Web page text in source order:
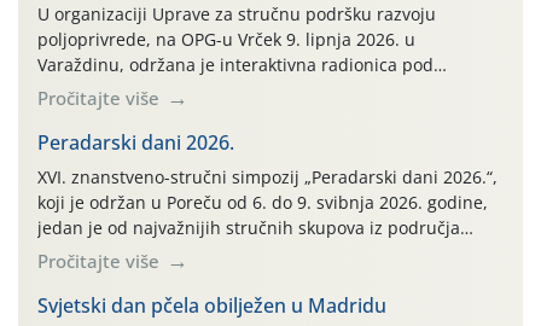
U organizaciji Uprave za stručnu podršku razvoju
poljoprivrede, na OPG-u Vrček 9. lipnja 2026. u
Varaždinu, održana je interaktivna radionica pod
nazivom “Klimatski pametne prakse u ratarstvu i
svinjogojstvu uz diversifikaciju proizvodnje”. Radionica je
organizirana u sklopu međunarodnog projekta Climate
Farm Demo (CFD) te stručnih radnih skupina „Klima i
okoliš“ i „Ratarstvo“. Ovaj demonstracijski događaj, […]
Pročitajte više
Peradarski dani 2026.
XVI. znanstveno-stručni simpozij „Peradarski dani 2026.“,
koji je održan u Poreču od 6. do 9. svibnja 2026. godine,
jedan je od najvažnijih stručnih skupova iz područja
peradarstva u Hrvatskoj i široj regiji.
Pročitajte više
Svjetski dan pčela obilježen u Madridu